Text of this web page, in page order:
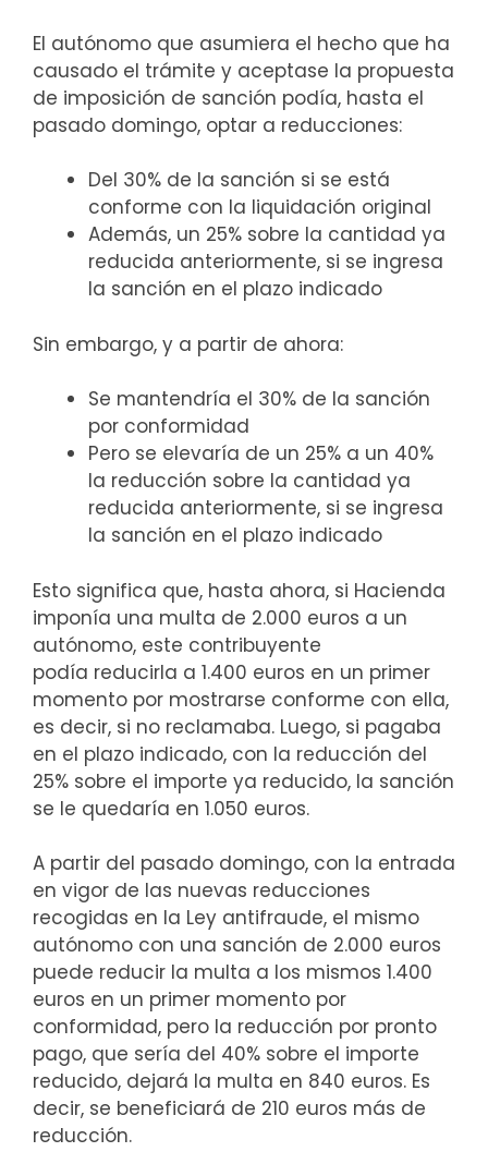
El autónomo que asumiera el hecho que ha
causado el trámite y aceptase la propuesta
de imposición de sanción podía, hasta el
pasado domingo, optar a reducciones:
Del 30% de la sanción si se está
conforme con la liquidación original
Además, un 25% sobre la cantidad ya
reducida anteriormente, si se ingresa
la sanción en el plazo indicado
Sin embargo, y a partir de ahora:
Se mantendría el 30% de la sanción
por conformidad
Pero se elevaría de un 25% a un 40%
la reducción sobre la cantidad ya
reducida anteriormente, si se ingresa
la sanción en el plazo indicado
Esto significa que, hasta ahora, si Hacienda
imponía una multa de 2.000 euros a un
autónomo, este contribuyente
podía reducirla a 1.400 euros en un primer
momento por mostrarse conforme con ella,
es decir, si no reclamaba. Luego, si pagaba
en el plazo indicado, con la reducción del
25% sobre el importe ya reducido, la sanción
se le quedaría en 1.050 euros.
A partir del pasado domingo, con la entrada
en vigor de las nuevas reducciones
recogidas en la Ley antifraude, el mismo
autónomo con una sanción de 2.000 euros
puede reducir la multa a los mismos 1.400
euros en un primer momento por
conformidad, pero la reducción por pronto
pago, que sería del 40% sobre el importe
reducido, dejará la multa en 840 euros. Es
decir, se beneficiará de 210 euros más de
reducción.